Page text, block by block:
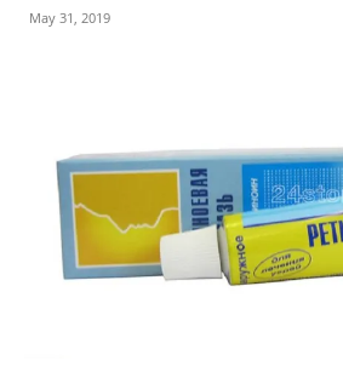
May 31, 2019